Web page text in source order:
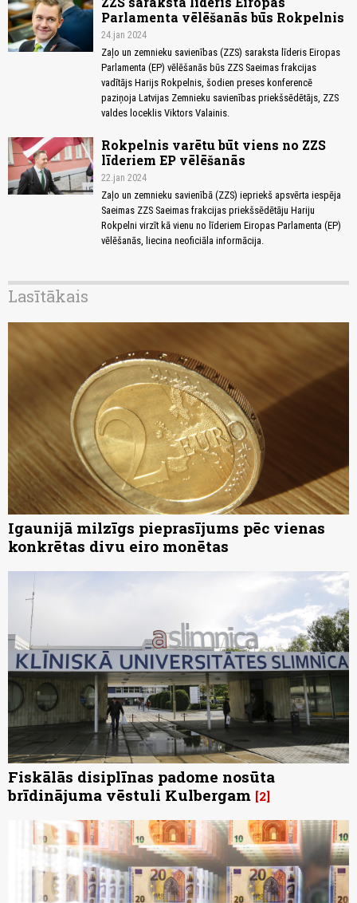
Parlamenta vēlēšanās būs Rokpelnis
24.jan 2024
Zaļo un zemnieku savienības (ZZS) saraksta līderis Eiropas
Parlamenta (EP) vēlēšanās būs ZZS Saeimas frakcijas
vadītājs Harijs Rokpelnis, šodien preses konferencē
paziņoja Latvijas Zemnieku savienības priekšsēdētājs, ZZS
valdes loceklis Viktors Valainis.
Rokpelnis varētu būt viens no ZZS
līderiem EP vēlēšanās
22.jan 2024
Zaļo un zemnieku savienībā (ZZS) iepriekš apsvērta iespēja
Saeimas ZZS Saeimas frakcijas priekšsēdētāju Hariju
Rokpelni virzīt kā vienu no līderiem Eiropas Parlamenta (EP)
vēlēšanās, liecina neoficiāla informācija.
Lasītākais
Igaunijā milzīgs pieprasījums pēc vienas
konkrētas divu eiro monētas
Fiskālās disiplīnas padome nosūta
brīdinājuma vēstuli Kulbergam 2